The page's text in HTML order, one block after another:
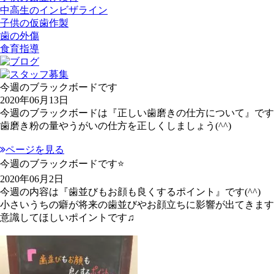
中高生のインビザライン
子供の仮歯作製
歯の外傷
食育指導
今週のブラックボードです
2020年06月13日
今週のブラックボードは『正しい歯磨きの仕方について』
歯磨き粉の量やうがいの仕方を正しくしましょう(^^)
ページを見る
今週のブラックボードです⭐
2020年06月2日
今週の内容は『歯並びもお顔も良くするポイント』です(^^)
小さいうちの癖が将来の歯並びやお顔立ちに影響が出てきま
意識してほしいポイントです♫